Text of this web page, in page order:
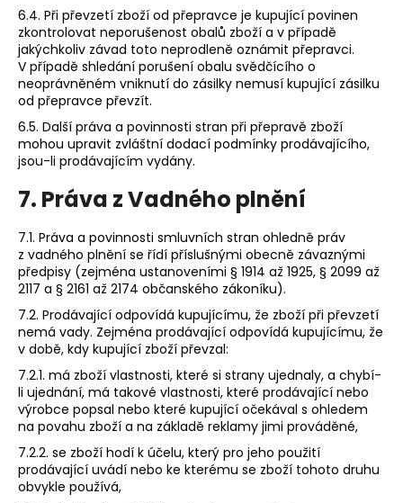
6.4. Při převzetí zboží od přepravce je kupující povinen
zkontrolovat neporušenost obalů zboží a v případě
jakýchkoliv závad toto neprodleně oznámit přepravci.
V případě shledání porušení obalu svědčícího o
neoprávněném vniknutí do zásilky nemusí kupující zásilku
od přepravce převzít.
6.5. Další práva a povinnosti stran při přepravě zboží
mohou upravit zvláštní dodací podmínky prodávajícího,
jsou-li prodávajícím vydány.
7. Práva z Vadného plnění
7.1. Práva a povinnosti smluvních stran ohledně práv
z vadného plnění se řídí příslušnými obecně závaznými
předpisy (zejména ustanoveními § 1914 až 1925, § 2099 až
2117 a § 2161 až 2174 občanského zákoníku).
7.2. Prodávající odpovídá kupujícímu, že zboží při převzetí
nemá vady. Zejména prodávající odpovídá kupujícímu, že
v době, kdy kupující zboží převzal:
7.2.1. má zboží vlastnosti, které si strany ujednaly, a chybí-
li ujednání, má takové vlastnosti, které prodávající nebo
výrobce popsal nebo které kupující očekával s ohledem
na povahu zboží a na základě reklamy jimi prováděné,
7.2.2. se zboží hodí k účelu, který pro jeho použití
prodávající uvádí nebo ke kterému se zboží tohoto druhu
obvykle používá,